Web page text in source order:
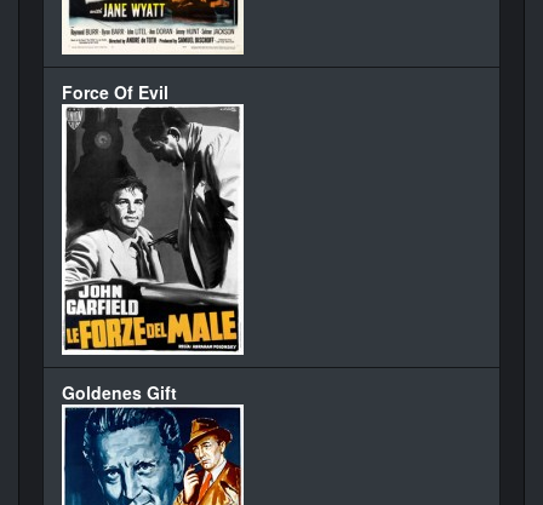
Force Of Evil
Goldenes Gift